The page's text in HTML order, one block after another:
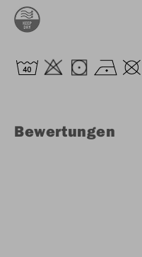
Bewertungen